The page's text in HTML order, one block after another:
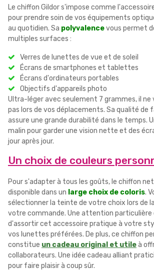
Le chiffon Gildor s'impose comme
pour prendre soin de vos équipements
au quotidien. Sa polyvalencevous permet
multiples surfaces :
Verres de lunettes de vue et de soleil
Écrans de smartphones et tablettes
Écrans d'ordinateurs portables
Objectifs d'appareils photo
Ultra-léger avec seulement 7 grammes, il ne
pas lors de vos déplacements. Sa qualité de
assure une grande durabilité dans le temps.
malin pour garder une vision nette et des
jour après jour.
Un choix de couleurs
Pour s'adapter à tous les goûts, le chiffon
disponible dans un large choix de coloris.
sélectionner la teinte de votre choix lors de
votre commande. Une attention particulière
d'assortir cet accessoire pratique à votre
vos lunettes préférées. De plus, ce chiffon
constitue un cadeau original et utileà
collaborateurs. Une idée cadeau alliant
pour faire plaisir à coup sûr.